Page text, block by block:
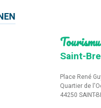
Saint-
Place René
Quartier de
44250 SAINT-